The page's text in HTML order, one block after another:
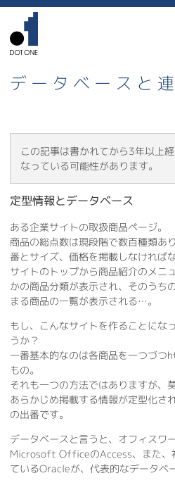
データベースと
この記事は書かれてから3年以上
なっている可能性があります。
定型情報とデータベース
ある企業サイトの取扱商品ページ。
商品の総点数は現段階で数百種類あ
番とサイズ、価格を掲載しなければ
サイトのトップから商品紹介のメニ
かの商品分類が表示され、そのうち
まる商品の一覧が表示される…。
もし、こんなサイトを作ることにな
うか？
一番基本的なのは各商品を一つづつ
もの。
それも一つの方法ではありますが、
あらかじめ掲載する情報が定型化さ
の出番です。
データベースと言うと、オフィスワ
Microsoft OfficeのAccess、また、
ているOracleが、代表的なデータベ